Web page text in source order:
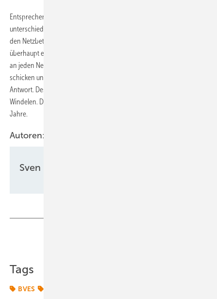
Entsprechend sind die Aussichten für den weiteren Zubau
unterschiedlich. Denn viele Projektierer melden schon mal System bei
den Netzbetreibern an, weil sie nicht wissen, welches der Projekte
überhaupt einen Netzanschluss bekommt. „Die Projektierer müssen
an jeden Netzbetreiber zunächst eine Anfrage für den Netzanschluss
schicken und bekommen vielleicht mehrere Monate später eine
Antwort. Deshalb schicken sie mehrere Anfragen“, weiß Urban
Windelen. Dies verzerrt aber die Zubauaussichten für die kommenden
Jahre.
Autoren:
Sven Ullrich
Tags
BVES